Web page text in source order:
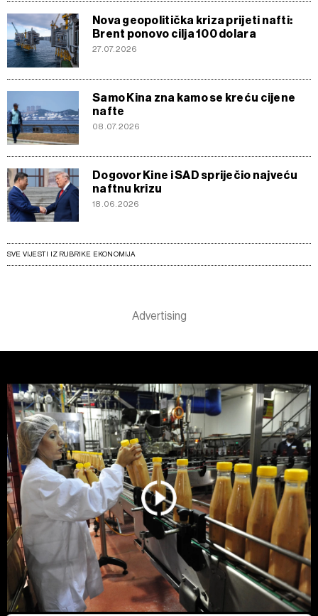
Nova geopolitička kriza prijeti nafti:
Brent ponovo cilja 100 dolara
27.07.2026
Samo Kina zna kamo se kreću cijene
nafte
08.07.2026
Dogovor Kine i SAD spriječio najveću
naftnu krizu
18.06.2026
SVE VIJESTI IZ RUBRIKE EKONOMIJA